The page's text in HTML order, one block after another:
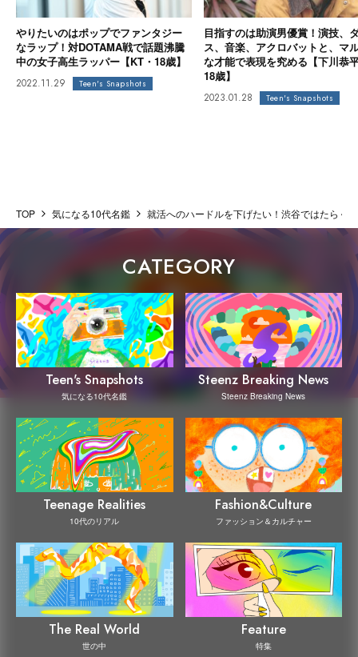
やりたいのはポップでファンタジー
なラップ！対DOTAMA戦で話題沸騰
中の女子高生ラッパー【KT・18歳】
2022.11.29 Teen's Snapshots
目指すのは助演男優賞！演技、
ス、音楽、アクロバットと、マ
な才能で表現を究める【下川恭
18歳】
2023.01.28 Teen's Snapshots
TOP 気になる10代名鑑 就活へのハードルを下げたい！渋谷ではたらく
CATEGORY
Teen's Snapshots
気になる10代名鑑
Steenz Breaking News
Steenz Breaking News
Teenage Realities
10代のリアル
Fashion&Culture
ファッション＆カルチャー
The Real World
世の中
Feature
特集